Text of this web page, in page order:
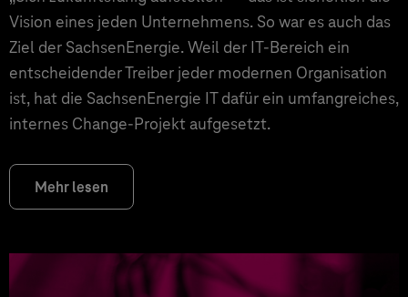
Vision eines jeden Unternehmens. So war es auch das
Ziel der SachsenEnergie. Weil der IT-Bereich ein
entscheidender Treiber jeder modernen Organisation
ist, hat die SachsenEnergie IT dafür ein umfangreiches,
internes Change-Projekt aufgesetzt.
Mehr lesen